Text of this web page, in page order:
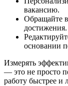
вакансию.
Обращайте
достижения.
основании
Измерять
— это не просто
работу быстрее